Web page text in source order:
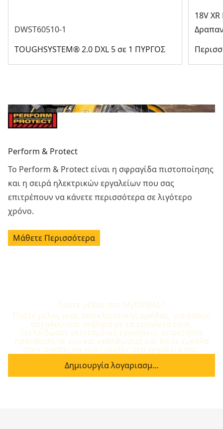
DWST60510-1
TOUGHSYSTEM® 2.0 DXL 5 σε 1 ΠΥΡΓΟΣ
18V
Perform & Protect
Το Perform & Protect είναι η σφραγίδα πιστοποίησης
και η σειρά ηλεκτρικών εργαλείων που σας
επιτρέπουν να κάνετε περισσότερα σε λιγότερο
χρόνο.
Μάθετε Περισσότερα
Γίνετε μέλος στο MyDEWALT
Γίνετε μέλος μιας αποκλειστικής ομάδας, για όσους
ασχολούνται σοβαρά με τα εργαλεία τους.
Ξεκλειδώστε εκτεταμένες εγγυήσεις, αποκτήστε
πρόσβαση σε νέα και εκδηλώσεις και δείτε εύκολα
πότε πρέπει να γίνει σέρβις στα εργαλεία σας.
Δημιουργία λογαριασμ…